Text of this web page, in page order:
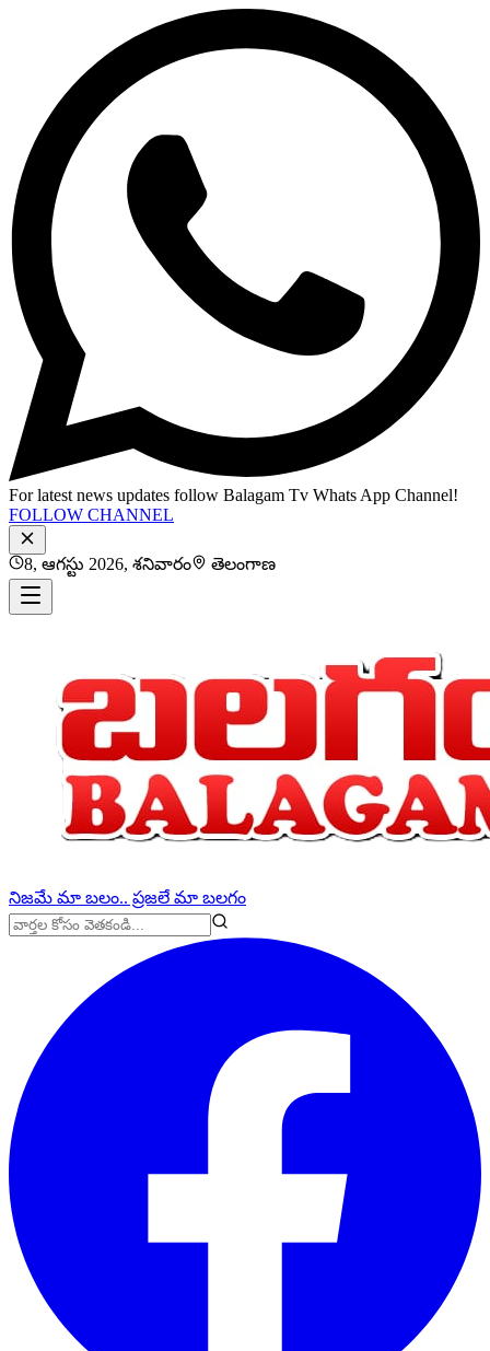
For latest news updates follow Balagam Tv Whats App Channel!
FOLLOW CHANNEL
8, ఆగస్టు 2026, శనివారం తెలంగాణ
నిజమే మా బలం.. ప్రజలే మా బలగం